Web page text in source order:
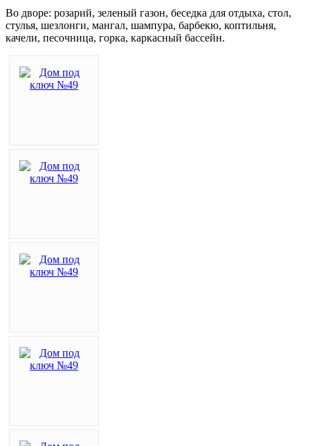
Во дворе: розарий, зеленый газон, беседка для отдыха, стол,
стулья, шезлонги, мангал, шампура, барбекю, коптильня,
качели, песочница, горка, каркасный бассейн.